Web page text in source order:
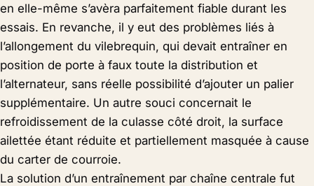
en elle-même s’avèra parfaitement fiable durant les
essais. En revanche, il y eut des problèmes liés à
l’allongement du vilebrequin, qui devait entraîner en
position de porte à faux toute la distribution et
l’alternateur, sans réelle possibilité d’ajouter un palier
supplémentaire. Un autre souci concernait le
refroidissement de la culasse côté droit, la surface
ailettée étant réduite et partiellement masquée à cause
du carter de courroie.
La solution d’un entraînement par chaîne centrale fut